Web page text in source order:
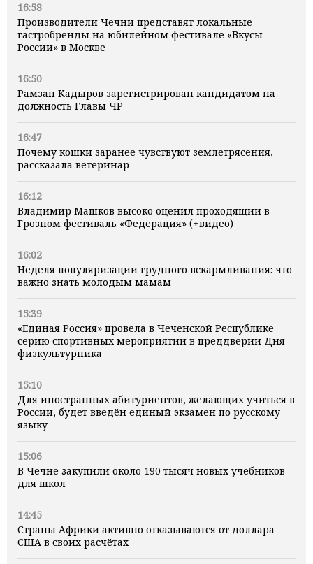
16:58
Производители Чечни представят локальные
гастробренды на юбилейном фестивале «Вкусы
России» в Москве
16:50
Рамзан Кадыров зарегистрирован кандидатом на
должность Главы ЧР
16:47
Почему кошки заранее чувствуют землетрясения,
рассказала ветеринар
16:12
Владимир Машков высоко оценил проходящий в
Грозном фестиваль «Федерация» (+видео)
16:02
Неделя популяризации грудного вскармливания: что
важно знать молодым мамам
15:39
«Единая Россия» провела в Чеченской Республике
серию спортивных мероприятий в преддверии Дня
физкультурника
15:10
Для иностранных абитуриентов, желающих учиться в
России, будет введён единый экзамен по русскому
языку
15:06
В Чечне закупили около 190 тысяч новых учебников
для школ
14:45
Страны Африки активно отказываются от доллара
США в своих расчётах